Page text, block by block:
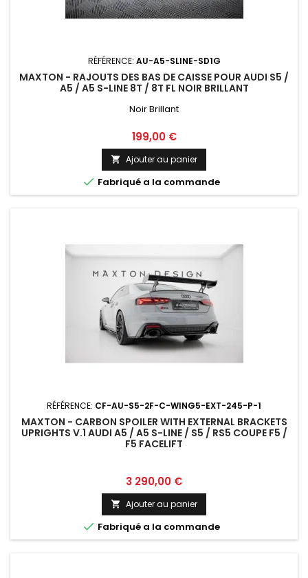
RÉFÉRENCE: AU-A5-SLINE-SD1G
MAXTON - RAJOUTS DES BAS DE CAISSE POUR AUDI S5 /
A5 / A5 S-LINE 8T / 8T FL NOIR BRILLANT
Noir Brillant
Prix
199,00 €
 Ajouter au panier
 Fabriqué a la commande
RÉFÉRENCE: CF-AU-S5-2F-C-WING5-EXT-245-P-1
MAXTON - CARBON SPOILER WITH EXTERNAL BRACKETS
UPRIGHTS V.1 AUDI A5 / A5 S-LINE / S5 / RS5 COUPE F5 /
F5 FACELIFT
Prix
3 290,00 €
 Ajouter au panier
 Fabriqué a la commande